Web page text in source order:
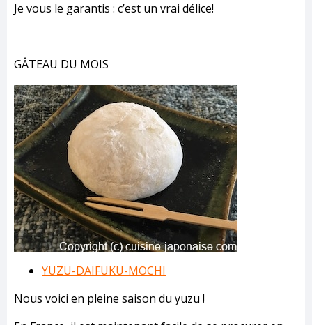
Je vous le garantis : c’est un vrai délice!
GÂTEAU DU MOIS
YUZU-DAIFUKU-MOCHI
Nous voici en pleine saison du yuzu !